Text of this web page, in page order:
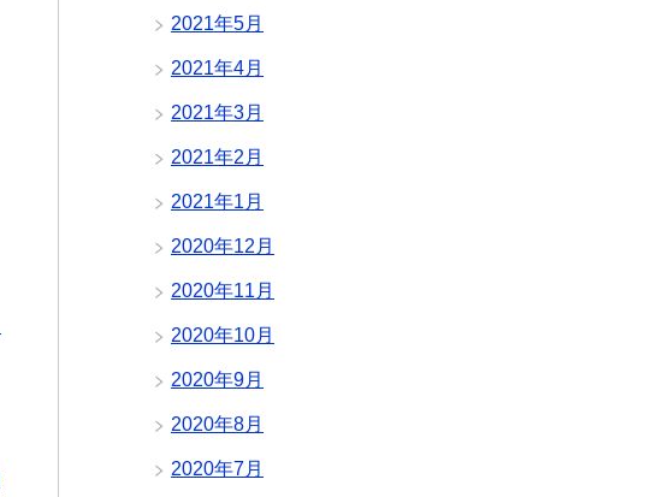
2021年5月
2021年4月
2021年3月
2021年2月
2021年1月
2020年12月
2020年11月
2020年10月
2020年9月
2020年8月
2020年7月